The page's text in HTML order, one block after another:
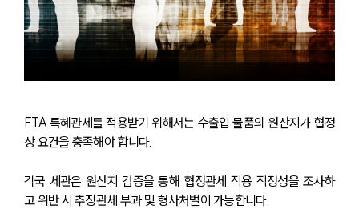
FTA 특혜관세를 적용받기 위해서는 수출입 물품의 원산지가 협정
상 요건을 충족해야 합니다.
각국 세관은 원산지 검증을 통해 협정관세 적용 적정성을 조사하
고 위반 시 추징관세 부과 및 형사처벌이 가능합니다.